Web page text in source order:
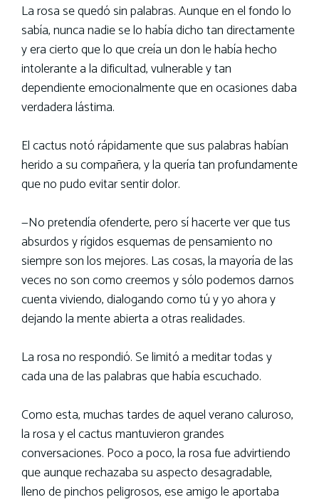
La rosa se quedó sin palabras. Aunque en el fondo lo
sabía, nunca nadie se lo había dicho tan directamente
y era cierto que lo que creía un don le había hecho
intolerante a la dificultad, vulnerable y tan
dependiente emocionalmente que en ocasiones daba
verdadera lástima.
El cactus notó rápidamente que sus palabras habían
herido a su compañera, y la quería tan profundamente
que no pudo evitar sentir dolor.
—No pretendía ofenderte, pero sí hacerte ver que tus
absurdos y rígidos esquemas de pensamiento no
siempre son los mejores. Las cosas, la mayoría de las
veces no son como creemos y sólo podemos darnos
cuenta viviendo, dialogando como tú y yo ahora y
dejando la mente abierta a otras realidades.
La rosa no respondió. Se limitó a meditar todas y
cada una de las palabras que había escuchado.
Como esta, muchas tardes de aquel verano caluroso,
la rosa y el cactus mantuvieron grandes
conversaciones. Poco a poco, la rosa fue advirtiendo
que aunque rechazaba su aspecto desagradable,
lleno de pinchos peligrosos, ese amigo le aportaba